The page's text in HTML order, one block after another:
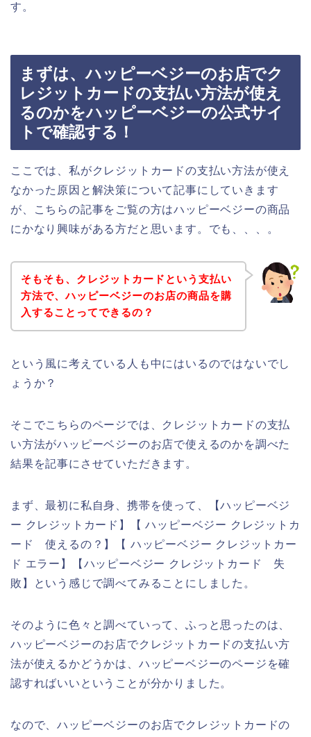
す。
まずは、ハッピーベジーのお店でク
レジットカードの支払い方法が使え
るのかをハッピーベジーの公式サイ
トで確認する！
ここでは、私がクレジットカードの支払い方法が使え
なかった原因と解決策について記事にしていきます
が、こちらの記事をご覧の方はハッピーベジーの商品
にかなり興味がある方だと思います。でも、、、。
そもそも、クレジットカードという支払い
方法で、ハッピーベジーのお店の商品を購
入することってできるの？
という風に考えている人も中にはいるのではないでし
ょうか？
そこでこちらのページでは、クレジットカードの支払
い方法がハッピーベジーのお店で使えるのかを調べた
結果を記事にさせていただきます。
まず、最初に私自身、携帯を使って、【ハッピーベジ
ー クレジットカード】【 ハッピーベジー クレジットカ
ード 使えるの？】【 ハッピーベジー クレジットカー
ド エラー】【ハッピーベジー クレジットカード 失
敗】という感じで調べてみることにしました。
そのように色々と調べていって、ふっと思ったのは、
ハッピーベジーのお店でクレジットカードの支払い方
法が使えるかどうかは、ハッピーベジーのページを確
認すればいいということが分かりました。
なので、ハッピーベジーのお店でクレジットカードの